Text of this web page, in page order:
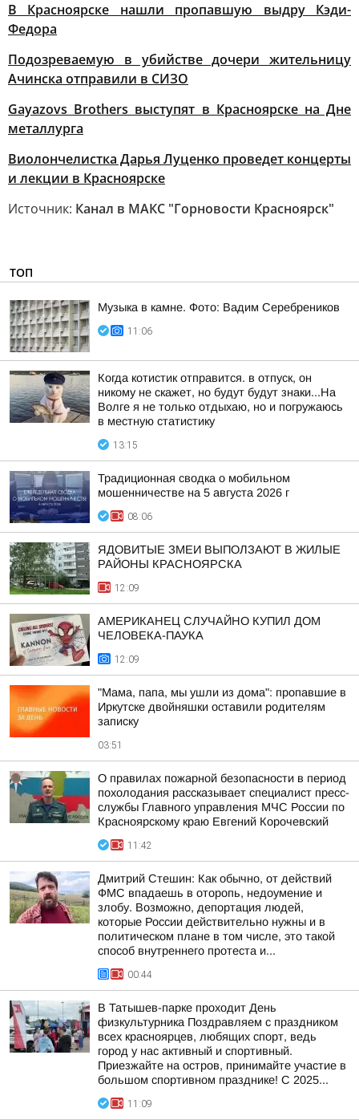
В Красноярске нашли пропавшую выдру Кэди-
Федора
Подозреваемую в убийстве дочери жительницу
Ачинска отправили в СИЗО
Gayazovs Brothers выступят в Красноярске на Дне
металлурга
Виолончелистка Дарья Луценко проведет концерты
и лекции в Красноярске
Источник: Канал в МАКС "Горновости Красноярск"
ТОП
Музыка в камне. Фото: Вадим Серебреников
11:06
Когда котистик отправится. в отпуск, он
никому не скажет, но будут будут знаки...На
Волге я не только отдыхаю, но и погружаюсь
в местную статистику
13:15
Традиционная сводка о мобильном
мошенничестве на 5 августа 2026 г
08:06
ЯДОВИТЫЕ ЗМЕИ ВЫПОЛЗАЮТ В ЖИЛЫЕ
РАЙОНЫ КРАСНОЯРСКА
12:09
АМЕРИКАНЕЦ СЛУЧАЙНО КУПИЛ ДОМ
ЧЕЛОВЕКА-ПАУКА
12:09
"Мама, папа, мы ушли из дома": пропавшие в
Иркутске двойняшки оставили родителям
записку
03:51
О правилах пожарной безопасности в период
похолодания рассказывает специалист пресс-
службы Главного управления МЧС России по
Красноярскому краю Евгений Корочевский
11:42
Дмитрий Стешин: Как обычно, от действий
ФМС впадаешь в оторопь, недоумение и
злобу. Возможно, депортация людей,
которые России действительно нужны и в
политическом плане в том числе, это такой
способ внутреннего протеста и...
00:44
В Татышев-парке проходит День
физкультурника Поздравляем с праздником
всех красноярцев, любящих спорт, ведь
город у нас активный и спортивный.
Приезжайте на остров, принимайте участие в
большом спортивном празднике! С 2025...
11:09